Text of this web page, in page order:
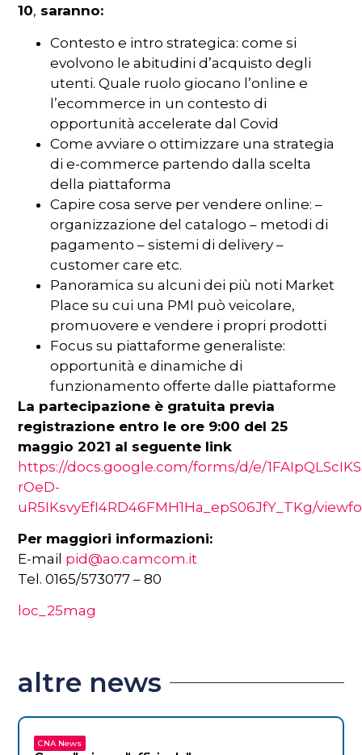
10, saranno:
Contesto e intro strategica: come si
evolvono le abitudini d’acquisto degli
utenti. Quale ruolo giocano l’online e
l’ecommerce in un contesto di
opportunità accelerate dal Covid
Come avviare o ottimizzare una strategia
di e-commerce partendo dalla scelta
della piattaforma
Capire cosa serve per vendere online: –
organizzazione del catalogo – metodi di
pagamento – sistemi di delivery –
customer care etc.
Panoramica su alcuni dei più noti Market
Place su cui una PMI può veicolare,
promuovere e vendere i propri prodotti
Focus su piattaforme generaliste:
opportunità e dinamiche di
funzionamento offerte dalle piattaforme
La partecipazione è gratuita previa
registrazione entro le ore 9:00 del 25
maggio 2021 al seguente link
https://docs.google.com/forms/d/e/
rOeD-
uR5IKsvyEfI4RD46FMH1Ha_epS06JfY_TKg/
Per maggiori informazioni:
E-mail pid@ao.camcom.it
Tel. 0165/573077 – 80
loc_25mag
altre news
CNA News